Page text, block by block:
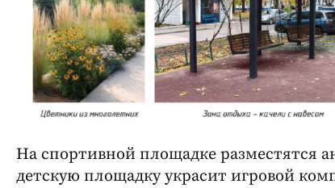
На спортивной площадке разместятся
детскую площадку украсит игровой